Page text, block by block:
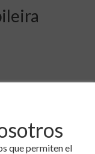
que permiten el